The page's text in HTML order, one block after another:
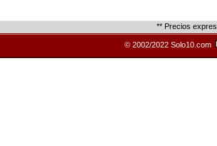
** Precios
© 2002/2022 Solo10.com